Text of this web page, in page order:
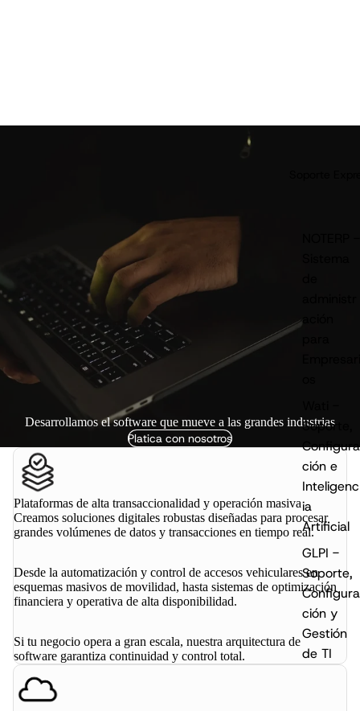
Soporte,
Configura
ción e
Inteligenc
ia
Artificial
GLPI -
Soporte,
Configura
ción y
Gestión
de TI
Desarrollamos el software que mueve a las grandes industrias
Platica con nosotros
Plataformas de alta transaccionalidad y operación masiva
Creamos soluciones digitales robustas diseñadas para procesar
grandes volúmenes de datos y transacciones en tiempo real.
Desde la automatización y control de accesos vehiculares en
esquemas masivos de movilidad, hasta sistemas de optimización
financiera y operativa de alta disponibilidad.
Si tu negocio opera a gran escala, nuestra arquitectura de
software garantiza continuidad y control total.